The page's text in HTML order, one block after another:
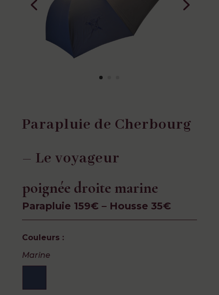
Parapluie de Cherbourg
– Le voyageur
poignée droite marine
Parapluie 159€ – Housse 35€
Couleurs :
Marine